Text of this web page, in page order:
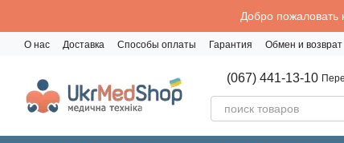
Добро пожаловать
О нас Доставка Способы оплаты Гарантия Обмен и возврат
(067) 441-13-10